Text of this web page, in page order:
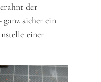
der
sicher ein
einer